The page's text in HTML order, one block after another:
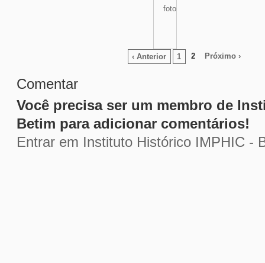
‹ Anterior 1 2 Próximo ›
Comentar
Você precisa ser um membro de
Betim para adicionar comentários!
Entrar em Instituto Histórico IMPHIC -